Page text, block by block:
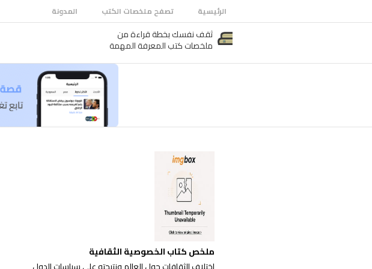
الرئيسية تصفح ملخصات الكتب المدونة
ثقف نفسك بخطة قراءة من
ملخصات كتب المعرفة المهمة
ملخص كتاب الخصوصية الثقافية